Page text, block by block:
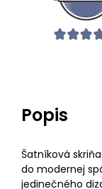
Popis
Šatníková
do modernej
jedinečného